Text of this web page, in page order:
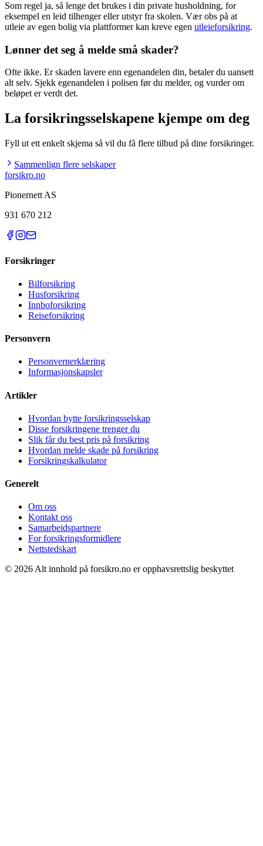
Som regel ja, så lenge det brukes i din private husholdning, for
eksempel en leid tilhenger eller utstyr fra skolen. Vær obs på at
utleie av egen bolig via plattformer kan kreve egen utleieforsikring.
Lønner det seg å melde små skader?
Ofte ikke. Er skaden lavere enn egenandelen din, betaler du uansett
alt selv. Sjekk egenandelen i polisen før du melder, og vurder om
beløpet er verdt det.
La forsikringsselskapene kjempe om deg
Fyll ut ett enkelt skjema så vil du få flere tilbud på dine forsikringer.
Sammenlign flere selskaper
forsikro.no
Pionernett AS
931 670 212
Forsikringer
Bilforsikring
Husforsikring
Innboforsikring
Reiseforsikring
Personvern
Personvernerklæring
Informasjonskapsler
Artikler
Hvordan bytte forsikringsselskap
Disse forsikringene trenger du
Slik får du best pris på forsikring
Hvordan melde skade på forsikring
Forsikringskalkulator
Generelt
Om oss
Kontakt oss
Samarbeidspartnere
For forsikringsformidlere
Nettstedskart
© 2026 Alt innhold på forsikro.no er opphavsrettslig beskyttet